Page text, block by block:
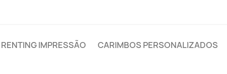
RENTING IMPRESSÃO CARIMBOS PERSONALIZADOS